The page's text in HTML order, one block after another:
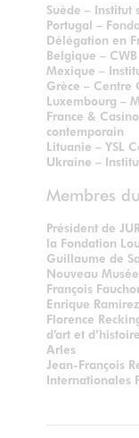
Suède –
Portugal –
Délégation en
Belgique –
Mexique –
Grèce –
Luxembourg –
France &
contemporain
Lituanie – YSL
Ukraine –
Membres
Président de
la Fondation
Guillaume de
Nouveau
François
Enrique
Florence
d’art et
Arles
Jean-François
Internationales